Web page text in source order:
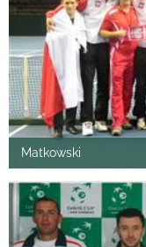
Matkowski